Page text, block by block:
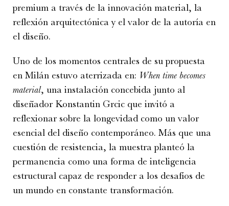
premium a través de la innovación material, la
reflexión arquitectónica y el valor de la autoría en
el diseño.
Uno de los momentos centrales de su propuesta
en Milán estuvo aterrizada en: When time becomes
material, una instalación concebida junto al
diseñador Konstantin Grcic que invitó a
reflexionar sobre la longevidad como un valor
esencial del diseño contemporáneo. Más que una
cuestión de resistencia, la muestra planteó la
permanencia como una forma de inteligencia
estructural capaz de responder a los desafíos de
un mundo en constante transformación.